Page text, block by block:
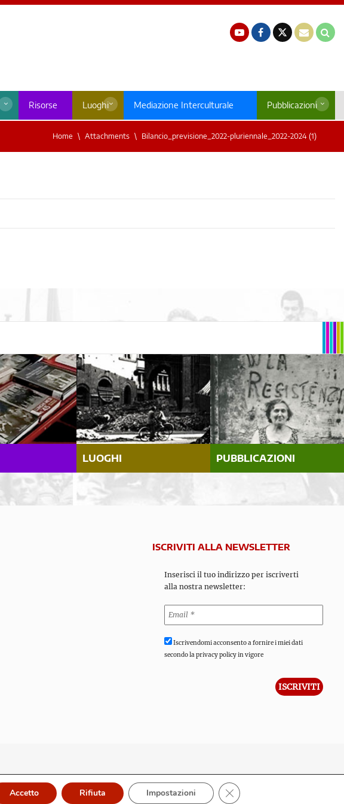
Risorse Luoghi Mediazione Interculturale Pubblicazioni
Home Attachments Bilancio_previsione_2022-pluriennale_2022-2024 (1)
LUOGHI PUBBLICAZIONI
ISCRIVITI ALLA NEWSLETTER
Inserisci il tuo indirizzo per iscriverti
alla nostra newsletter:
Iscrivendomi acconsento a fornire i miei dati
secondo la privacy policy in vigore
Accetto Rifiuta Impostazioni Close GDPR Cookie Banner